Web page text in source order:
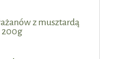
z musztardą